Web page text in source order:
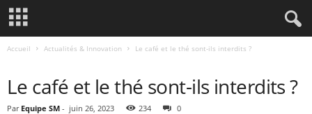
Accueil Actualités & Innovation Le café et le thé sont-ils interdits ?
Le café et le thé sont-ils interdits ?
Par Equipe SM - juin 26, 2023 234 0